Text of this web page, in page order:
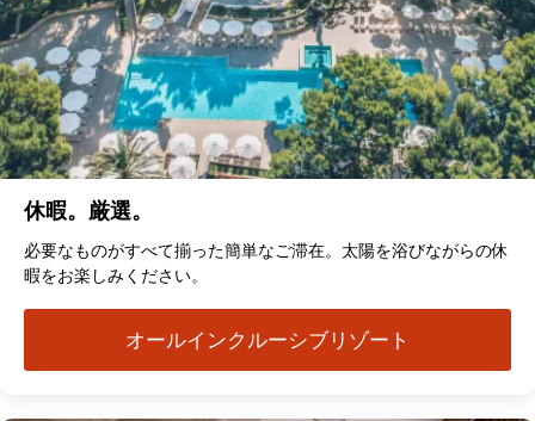
休暇。厳選。
必要なものがすべて揃った簡単なご滞在。太陽を浴びながらの休
暇をお楽しみください。
オールインクルーシブリゾート